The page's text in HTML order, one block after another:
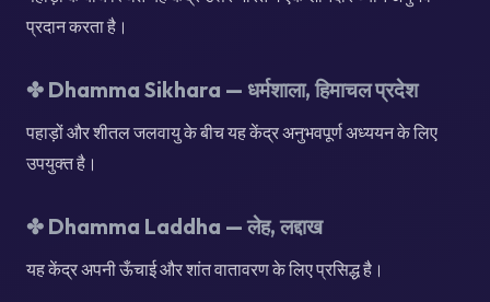
प्रदान करता है।
✤ Dhamma Sikhara — धर्मशाला, हिमाचल प्रदेश
पहाड़ों और शीतल जलवायु के बीच यह केंद्र अनुभवपूर्ण अध्ययन के लिए
उपयुक्त है।
✤ Dhamma Laddha — लेह, लद्दाख
यह केंद्र अपनी ऊँचाई और शांत वातावरण के लिए प्रसिद्ध है।